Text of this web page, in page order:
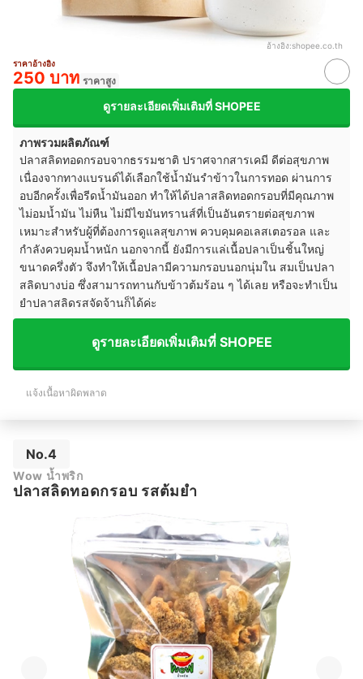
อ้างอิง:shopee.co.th
ราคาอ้างอิง
250 บาท ราคาสูง
ดูรายละเอียดเพิ่มเติมที่ SHOPEE
ภาพรวมผลิตภัณฑ์
ปลาสลิดทอดกรอบจากธรรมชาติ ปราศจากสารเคมี ดีต่อสุขภาพ
เนื่องจากทางแบรนด์ได้เลือกใช้น้ำมันรำข้าวในการทอด ผ่านการ
อบอีกครั้งเพื่อรีดน้ำมันออก ทำให้ได้ปลาสลิดทอดกรอบที่มีคุณภาพ
ไม่อมน้ำมัน ไม่หืน ไม่มีไขมันทรานส์ที่เป็นอันตรายต่อสุขภาพ
เหมาะสำหรับผู้ที่ต้องการดูแลสุขภาพ ควบคุมคอเลสเตอรอล และ
กำลังควบคุมน้ำหนัก นอกจากนี้ ยังมีการแล่เนื้อปลาเป็นชิ้นใหญ่
ขนาดครึ่งตัว จึงทำให้เนื้อปลามีความกรอบนอกนุ่มใน สมเป็นปลา
สลิดบางบ่อ ซึ่งสามารถทานกับข้าวต้มร้อน ๆ ได้เลย หรือจะทำเป็น
ยำปลาสลิดรสจัดจ้านก็ได้ค่ะ
ดูรายละเอียดเพิ่มเติมที่ SHOPEE
แจ้งเนื้อหาผิดพลาด
No.4
Wow น้ำพริก
ปลาสลิดทอดกรอบ รสต้มยำ